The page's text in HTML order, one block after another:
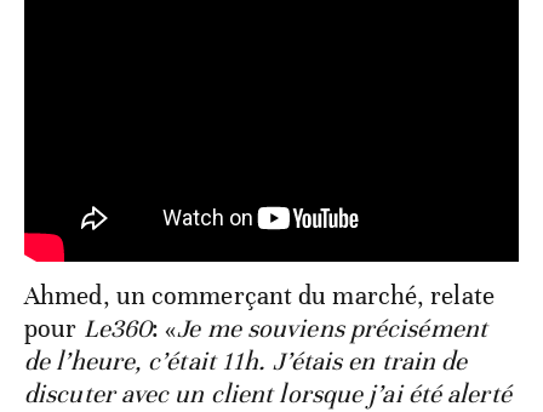
Ahmed, un commerçant du marché, relate
pour Le360: «Je me souviens précisément
de l’heure, c’était 11h. J’étais en train de
discuter avec un client lorsque j’ai été alerté